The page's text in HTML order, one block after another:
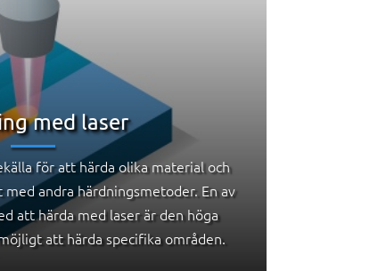
med laser
för att härda olika material och
andra härdningsmetoder. En av
att härda med laser är den höga
att härda specifika områden.